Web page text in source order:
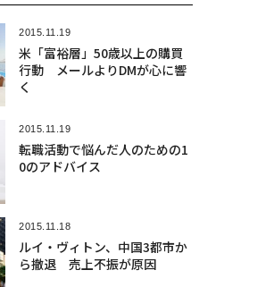
2015.11.19
米「富裕層」50歳以上の購買
行動 メールよりDMが心に響
く
2015.11.19
転職活動で悩んだ人のための1
0のアドバイス
2015.11.18
ルイ・ヴィトン、中国3都市か
ら撤退 売上不振が原因